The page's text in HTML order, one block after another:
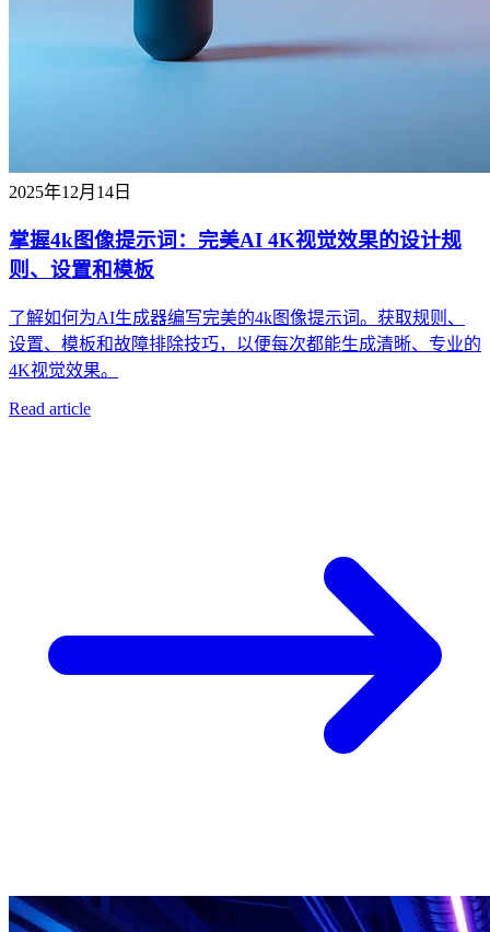
2025年12月14日
掌握4k图像提示词：完美AI 4K视觉效果的设计规
则、设置和模板
了解如何为AI生成器编写完美的4k图像提示词。获取规则、
设置、模板和故障排除技巧，以便每次都能生成清晰、专业的
4K视觉效果。
Read article